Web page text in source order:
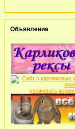
Объявление